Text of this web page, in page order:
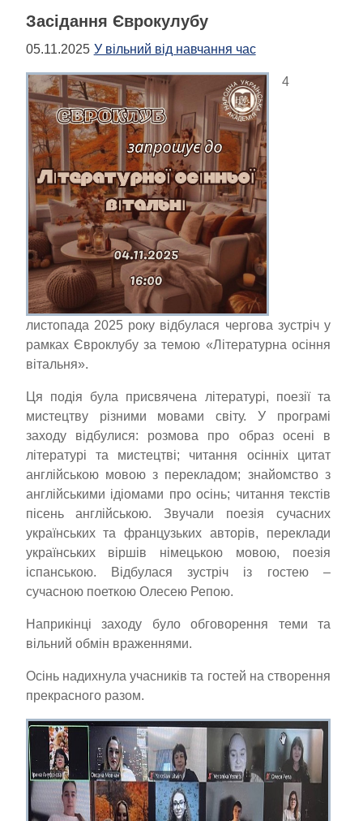
Засідання Єврокулубу
05.11.2025 У вільний від навчання час
4
листопада 2025 року відбулася чергова зустріч у
рамках Євроклубу за темою «Літературна осіння
вітальня».
Ця подія була присвячена літературі, поезії та
мистецтву різними мовами світу. У програмі
заходу відбулися: розмова про образ осені в
літературі та мистецтві; читання осінніх цитат
англійською мовою з перекладом; знайомство з
англійськими ідіомами про осінь; читання текстів
пісень англійською. Звучали поезія сучасних
українських та французьких авторів, переклади
українських віршів німецькою мовою, поезія
іспанською. Відбулася зустріч із гостею –
сучасною поеткою Олесею Репою.
Наприкінці заходу було обговорення теми та
вільний обмін враженнями.
Осінь надихнула учасників та гостей на створення
прекрасного разом.